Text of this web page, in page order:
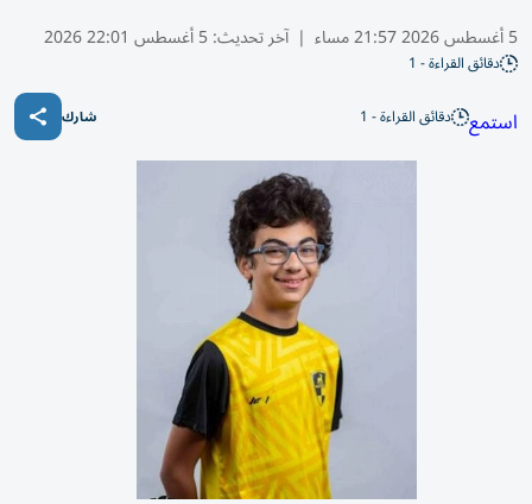
5 أغسطس 2026 21:57 مساء | آخر تحديث:5 أغسطس 22:01 2026
دقائق القراءة - 1
استمع دقائق القراءة - 1 شارك